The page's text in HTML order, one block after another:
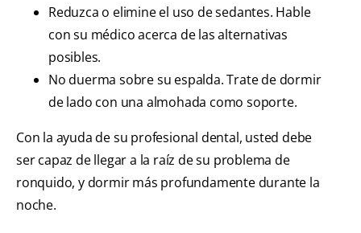
Reduzca o elimine el uso de sedantes. Hable
con su médico acerca de las alternativas
posibles.
No duerma sobre su espalda. Trate de dormir
de lado con una almohada como soporte.
Con la ayuda de su profesional dental, usted debe
ser capaz de llegar a la raíz de su problema de
ronquido, y dormir más profundamente durante la
noche.